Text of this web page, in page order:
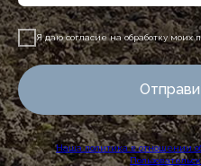
Я даю согласие на обработку моих
Наша политика в отношении